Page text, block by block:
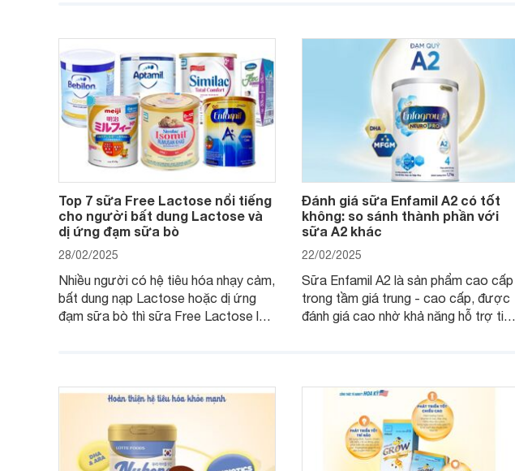
thể gì, hãy cùng Websosanh.vn tìm
hiểu ngay trong bài viết sau đây.
Top 7 sữa Free Lactose nổi tiếng
cho người bất dung Lactose và
dị ứng đạm sữa bò
28/02/2025
Nhiều người có hệ tiêu hóa nhạy cảm,
bất dung nạp Lactose hoặc dị ứng
đạm sữa bò thì sữa Free Lactose là
người lớn, giúp giải quyết tình trạng rối
loạn tiêu hóa, hấp thu dễ dàng hơn.
Đánh giá sữa Enfamil A2 có tốt
không: so sánh thành phần với
sữa A2 khác
22/02/2025
Sữa Enfamil A2 là sản phẩm cao cấp
trong tầm giá trung - cao cấp, được
đánh giá cao nhờ khả năng hỗ trợ tiêu
dưỡng toàn diện cho con.